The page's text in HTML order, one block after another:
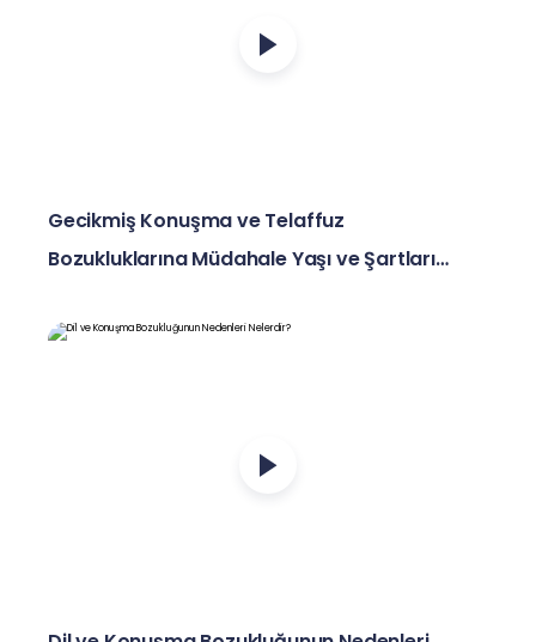
Gecikmiş Konuşma ve Telaffuz
Bozukluklarına Müdahale Yaşı ve Şartları